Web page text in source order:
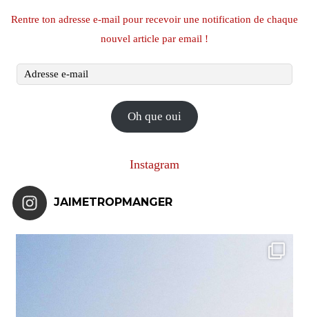
Rentre ton adresse e-mail pour recevoir une notification de chaque
nouvel article par email !
Adresse
Oh que oui
Instagram
JAIMETROPMANGER